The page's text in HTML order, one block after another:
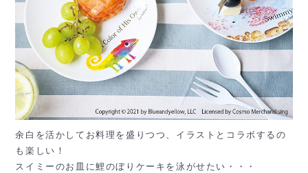
余白を活かしてお料理を盛りつつ、イラストとコラボするの
も楽しい！
スイミーのお皿に鯉のぼりケーキを泳がせたい・・・